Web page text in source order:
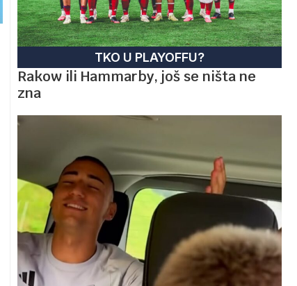
TKO U PLAYOFFU?
Rakow ili Hammarby, još se ništa ne
zna